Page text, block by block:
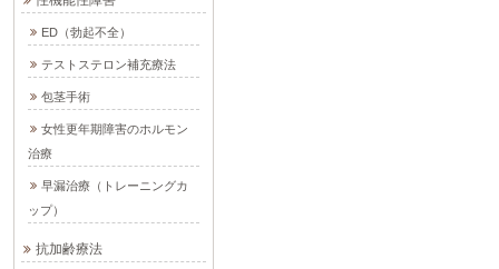
ED（勃起不全）
テストステロン補充療法
包茎手術
女性更年期障害のホルモン
治療
早漏治療（トレーニングカ
ップ）
抗加齢療法